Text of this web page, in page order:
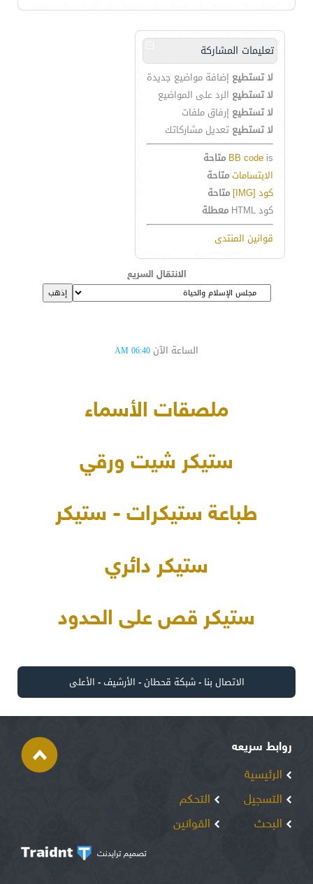
تعليمات المشاركة
لا تستطيع إضافة مواضيع جديدة
لا تستطيع الرد على المواضيع
لا تستطيع إرفاق ملفات
لا تستطيع تعديل مشاركاتك
BB code is
متاحة
الابتساماتمتاحة
كود [IMG]
متاحة
كود HTML
معطلة
قوانين المنتدى
الانتقال السريع
الساعة الآن 06:40 AM
ملصقات الأسماء
ستيكر شيت ورقي
طباعة ستيكرات - ستيكر
ستيكر دائري
ستيكر قص على الحدود
الاتصال بنا -شبكة قحطان- الأرشيف- الأعلى
روابط سريعه
الرئيسية
التسجيل
البحث
التحكم
القوانين